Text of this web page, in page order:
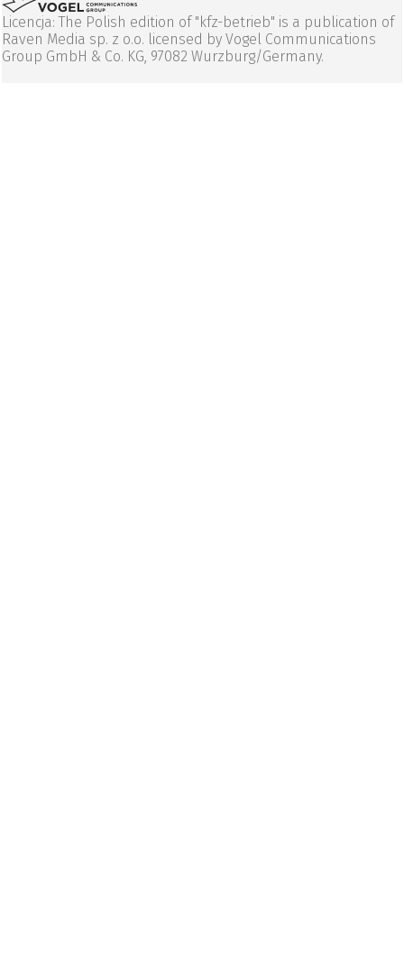
Licencja: The Polish edition of "kfz-betrieb" is a publication of
Raven Media sp. z o.o. licensed by Vogel Communications
Group GmbH & Co. KG, 97082 Wurzburg/Germany.